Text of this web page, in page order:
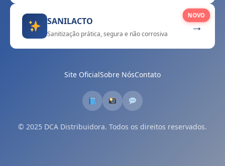
NOVO
SANILACTO
Sanitização prática, segura e não corrosiva →
Site OficialSobre NósContato
© 2025 DCA Distribuidora. Todos os direitos reservados.